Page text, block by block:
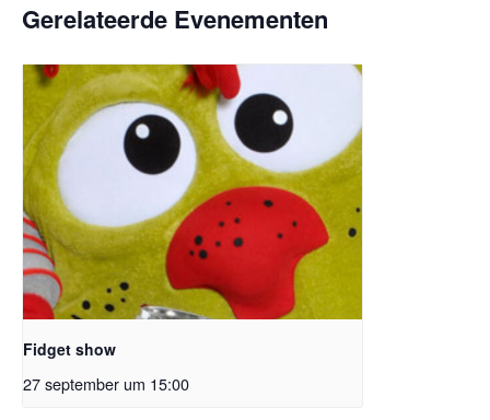
Gerelateerde Evenementen
Fidget show
27 september um 15:00